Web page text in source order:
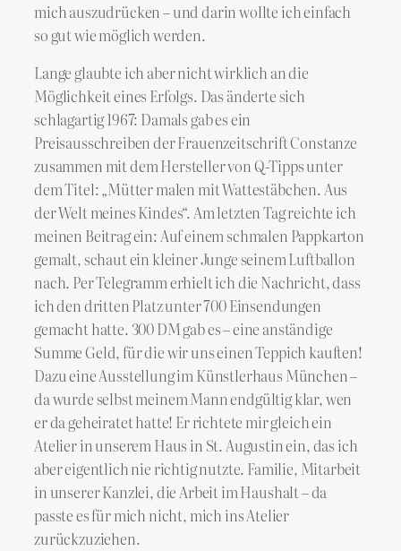
mich auszudrücken – und darin wollte ich einfach
so gut wie möglich werden.
Lange glaubte ich aber nicht wirklich an die
Möglichkeit eines Erfolgs. Das änderte sich
schlagartig 1967: Damals gab es ein
Preisausschreiben der Frauenzeitschrift Constanze
zusammen mit dem Hersteller von Q-Tipps unter
dem Titel: „Mütter malen mit Wattestäbchen. Aus
der Welt meines Kindes“. Am letzten Tag reichte ich
meinen Beitrag ein: Auf einem schmalen Pappkarton
gemalt, schaut ein kleiner Junge seinem Luftballon
nach. Per Telegramm erhielt ich die Nachricht, dass
ich den dritten Platz unter 700 Einsendungen
gemacht hatte. 300 DM gab es – eine anständige
Summe Geld, für die wir uns einen Teppich kauften!
Dazu eine Ausstellung im Künstlerhaus München –
da wurde selbst meinem Mann endgültig klar, wen
er da geheiratet hatte! Er richtete mir gleich ein
Atelier in unserem Haus in St. Augustin ein, das ich
aber eigentlich nie richtig nutzte. Familie, Mitarbeit
in unserer Kanzlei, die Arbeit im Haushalt – da
passte es für mich nicht, mich ins Atelier
zurückzuziehen.